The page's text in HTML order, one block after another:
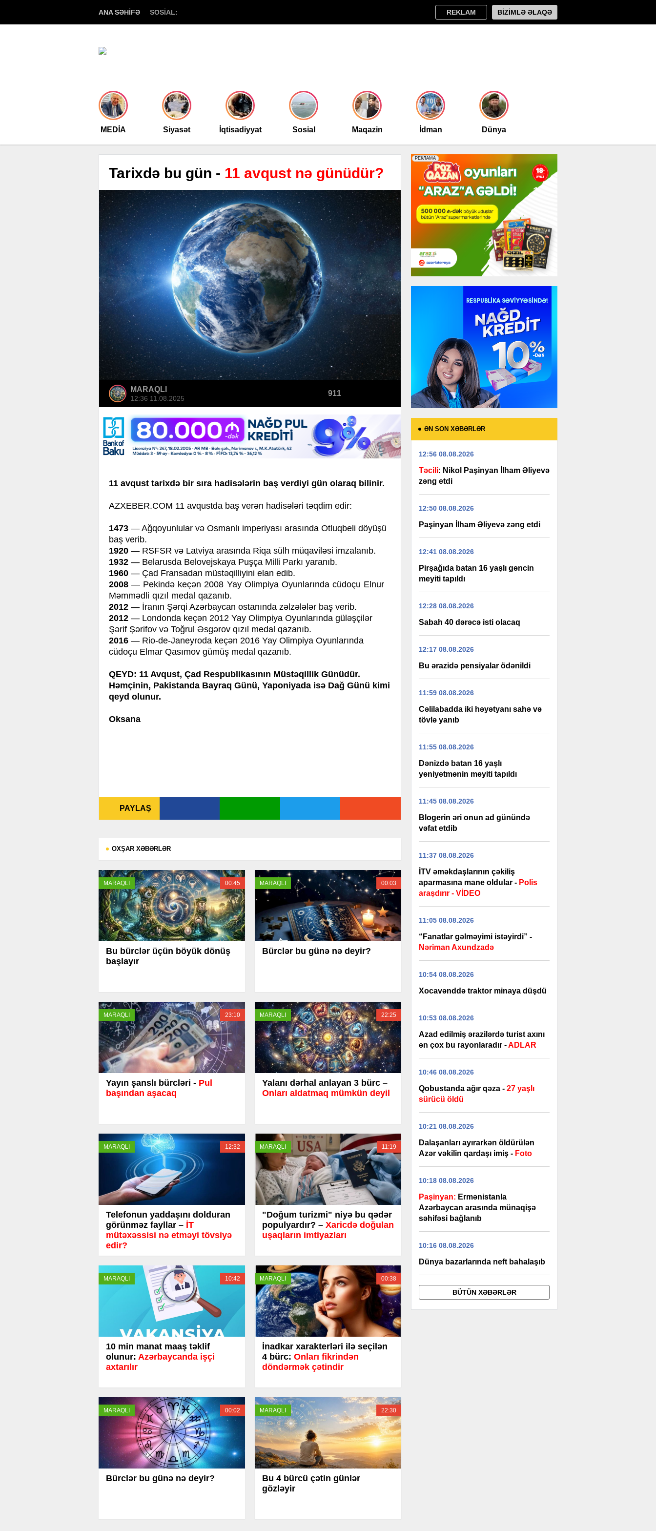
ANA SƏHİFƏ SOSİAL: REKLAM BİZİMLƏ ƏLAQƏ
MEDİA Siyasət İqtisadiyyat Sosial Maqazin İdman Dünya
Tarixdə bu gün - 11 avqust nə günüdür?
MARAQLI
12:36 11.08.2025
911
11 avqust tarixdə bir sıra hadisələrin baş verdiyi gün olaraq bilinir.
AZXEBER.COM 11 avqustda baş verən hadisələri təqdim edir:
1473 — Ağqoyunlular və Osmanlı imperiyası arasında Otluqbeli döyüşü
baş verib.
1920 — RSFSR və Latviya arasında Riqa sülh müqaviləsi imzalanıb.
1932 — Belarusda Belovejskaya Puşça Milli Parkı yaranıb.
1960 — Çad Fransadan müstəqilliyini elan edib.
2008— Pekində keçən 2008 Yay Olimpiya Oyunlarında cüdoçu Elnur
Məmmədli qızıl medal qazanıb.
2012 — İranın Şərqi Azərbaycan ostanında zəlzələlər baş verib.
2012 — Londonda keçən 2012 Yay Olimpiya Oyunlarında güləşçilər
Şərif Şərifov və Toğrul Əsgərov qızıl medal qazanıb.
2016 — Rio-de-Janeyroda keçən 2016 Yay Olimpiya Oyunlarında
cüdoçu Elmar Qasımov gümüş medal qazanıb.
QEYD: 11 Avqust, Çad Respublikasının Müstəqillik Günüdür.
Həmçinin, Pakistanda Bayraq Günü, Yaponiyada isə Dağ Günü kimi
qeyd olunur.
Oksana
PAYLAŞ
OXŞAR XƏBƏRLƏR
MARAQLI 00:45
Bu bürclər üçün böyük dönüş
başlayır
MARAQLI 00:03
Bürclər bu günə nə deyir?
MARAQLI 23:10
Yayın şanslı bürcləri - Pul
başından aşacaq
MARAQLI 22:25
Yalanı dərhal anlayan 3 bürc –
Onları aldatmaq mümkün deyil
MARAQLI 12:32
Telefonun yaddaşını dolduran
görünməz fayllar – İT
mütəxəssisi nə etməyi tövsiyə
edir?
MARAQLI 11:19
"Doğum turizmi" niyə bu qədər
populyardır? – Xaricdə doğulan
uşaqların imtiyazları
MARAQLI 10:42
10 min manat maaş təklif
olunur: Azərbaycanda işçi
axtarılır
MARAQLI 00:38
İnadkar xarakterləri ilə seçilən
4 bürc: Onları fikrindən
döndərmək çətindir
MARAQLI 00:02
Bürclər bu günə nə deyir?
MARAQLI 22:30
Bu 4 bürcü çətin günlər
gözləyir
ƏN SON XƏBƏRLƏR
12:56 08.08.2026
Təcili: Nikol Paşinyan İlham Əliyevə
zəng etdi
12:50 08.08.2026
Paşinyan İlham Əliyevə zəng etdi
12:41 08.08.2026
Pirşağıda batan 16 yaşlı gəncin
meyiti tapıldı
12:28 08.08.2026
Sabah 40 dərəcə isti olacaq
12:17 08.08.2026
Bu ərazidə pensiyalar ödənildi
11:59 08.08.2026
Cəlilabadda iki həyətyanı sahə və
tövlə yanıb
11:55 08.08.2026
Dənizdə batan 16 yaşlı
yeniyetmənin meyiti tapıldı
11:45 08.08.2026
Blogerin əri onun ad günündə
vəfat etdib
11:37 08.08.2026
İTV əməkdaşlarının çəkiliş
aparmasına mane oldular - Polis
araşdırır - VİDEO
11:05 08.08.2026
“Fanatlar gəlməyimi istəyirdi” -
Nəriman Axundzadə
10:54 08.08.2026
Xocavənddə traktor minaya düşdü
10:53 08.08.2026
Azad edilmiş ərazilərdə turist axını
ən çox bu rayonlaradır -ADLAR
10:46 08.08.2026
Qobustanda ağır qəza - 27 yaşlı
sürücü öldü
10:21 08.08.2026
Dalaşanları ayırarkən öldürülən
Azər vəkilin qardaşı imiş - Foto
10:18 08.08.2026
Paşinyan: Ermənistanla
Azərbaycan arasında münaqişə
səhifəsi bağlanıb
10:16 08.08.2026
Dünya bazarlarında neft bahalaşıb
BÜTÜN XƏBƏRLƏR